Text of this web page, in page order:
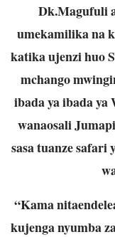
Dk.Magufuli
umekamilika na
katika ujenzi huo
mchango
ibada ya ibada ya
wanaosali
sasa tuanze safari
“Kama
kujenga nyumba